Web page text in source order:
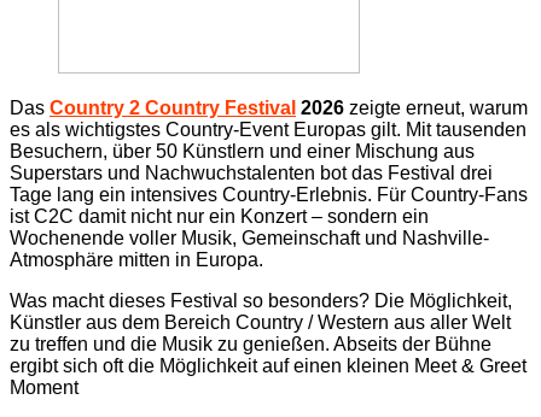
Das Country 2 Country Festival 2026 zeigte erneut, warum
es als wichtigstes Country-Event Europas gilt. Mit tausenden
Besuchern, über 50 Künstlern und einer Mischung aus
Superstars und Nachwuchstalenten bot das Festival drei
Tage lang ein intensives Country-Erlebnis. Für Country-Fans
ist C2C damit nicht nur ein Konzert – sondern ein
Wochenende voller Musik, Gemeinschaft und Nashville-
Atmosphäre mitten in Europa.
Was macht dieses Festival so besonders? Die Möglichkeit,
Künstler aus dem Bereich Country / Western aus aller Welt
zu treffen und die Musik zu genießen. Abseits der Bühne
ergibt sich oft die Möglichkeit auf einen kleinen Meet & Greet
Moment